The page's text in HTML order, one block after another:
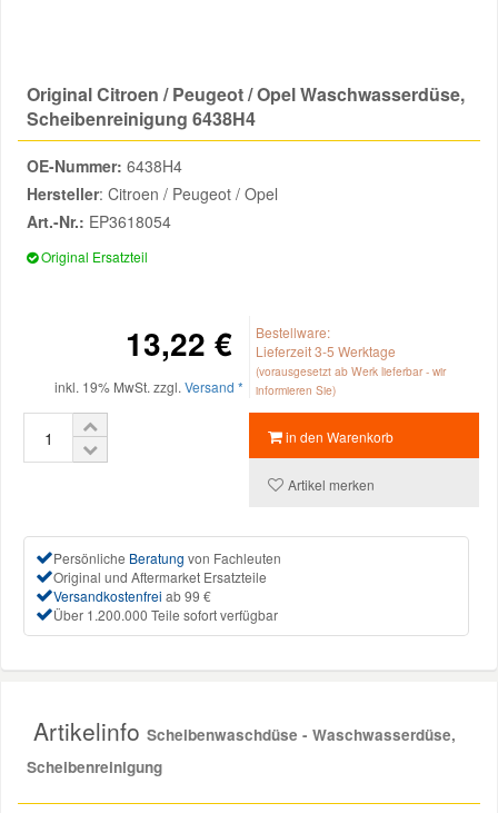
Original Citroen / Peugeot / Opel Waschwasserdüse,
Scheibenreinigung 6438H4
OE-Nummer: 6438H4
Hersteller: Citroen / Peugeot / Opel
Art.-Nr.: EP3618054
Original Ersatzteil
13,22 €
inkl. 19% MwSt. zzgl. Versand *
Bestellware:
Lieferzeit 3-5 Werktage
(vorausgesetzt ab Werk lieferbar - wir
informieren Sie)
in den Warenkorb
Artikel merken
Persönliche Beratung von Fachleuten
Original und Aftermarket Ersatzteile
Versandkostenfrei ab 99 €
Über 1.200.000 Teile sofort verfügbar
Artikelinfo Scheibenwaschdüse - Waschwasserdüse,
Scheibenreinigung
Zündanlage und Glühanlage
Karosserie Werkzeug
Werkstattbedarf
Winter-Autozubehör
Daihatsu Ersatzteile
Dodge Ersatzteile
Honda Ersatzteile
Jeep Ersatzteile
Kia Ersatzteile
Mercedes Ersatzteile
Mini Ersatzteile
Mitsubishi Ersatzteile
Nissan Ersatzteile